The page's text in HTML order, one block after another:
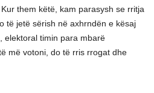
them këtë, kam parasysh se rritja
të jetë sërish në axhrndën e kësaj
elektoral timin para mbarë
më votoni, do të rris rrogat dhe